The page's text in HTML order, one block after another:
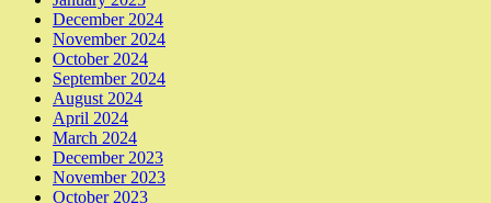
December 2024
November 2024
October 2024
September 2024
August 2024
April 2024
March 2024
December 2023
November 2023
October 2023